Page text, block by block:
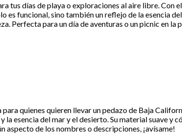
tus días de playa o exploraciones al aire libre.
es funcional, sino también un reflejo de la esencia
Perfecta para un día de aventuras o un picnic en la
quienes quieren llevar un pedazo de Baja
esencia del mar y el desierto. Su material suave y
aspecto de los nombres o descripciones, ¡avísame!